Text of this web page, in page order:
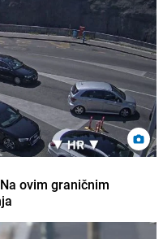
ovim graničnim